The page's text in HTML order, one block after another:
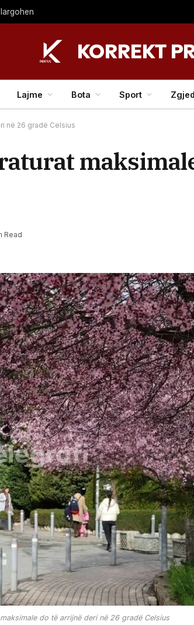
Lajme Bota Sport
në 26 gradë Celsius
Read
do të arrijnë deri në 26 gradë Celsius